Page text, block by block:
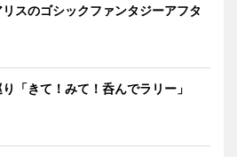
スのゴシックファンタジーアフタ
「きて！みて！呑んでラリー」